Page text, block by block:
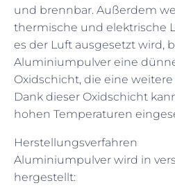
und brennbar. Außerdem
thermische und elektrische
es der Luft ausgesetzt wird,
Aluminiumpulver eine
Oxidschicht, die eine
Dank dieser Oxidschicht
hohen Temperaturen
Herstellungsverfahren
Aluminiumpulver wird in
hergestellt: